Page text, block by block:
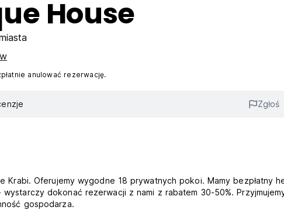
House
anulować rezerwację.
Zgłoś
Krabi. Oferujemy wygodne 18 prywatnych pokoi. Mamy bezpłatny
dokonać rezerwacji z nami z rabatem 30-50%.
gospodarza.